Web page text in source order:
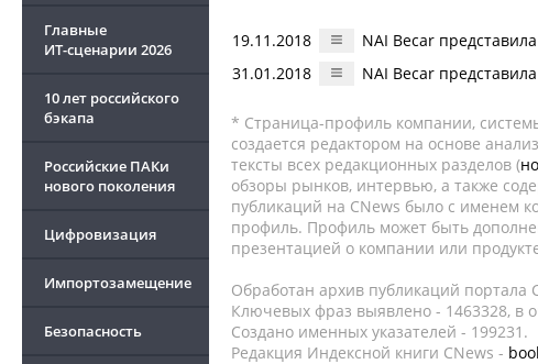
Главные
ИТ-сценарии 2026
10 лет российского
бэкапа
Российские ПАКи
нового поколения
Цифровизация
Импортозамещение
Безопасность
19.11.2018
NAI Becar
31.01.2018
NAI Becar
* Страница-профиль компании,
создается редактором на основе
тексты всех редакционных разделов (
обзоры рынков, интервью, а также
публикаций на CNews было с именем
профиль. Профиль может быть
презентацией о компании или
Обработан архив публикаций портала
Ключевых фраз выявлено - 1463328, в
Создано именных указателей - 199231.
Редакция Индексной книги CNews -